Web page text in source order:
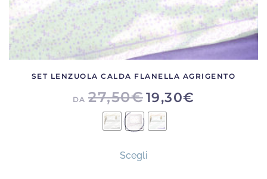
SET LENZUOLA CALDA FLANELLA AGRIGENTO
DA 27,50€19,30€
Scegliprodotto